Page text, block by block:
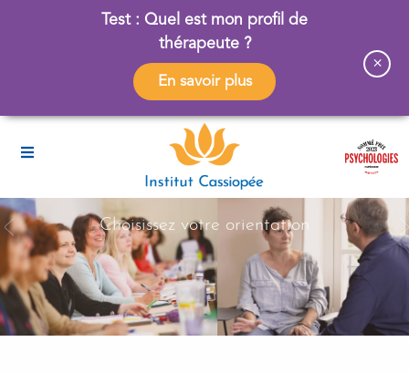
Test : Quel est mon profil de
thérapeute ?
En savoir plus
×
Choisissez votre orientation